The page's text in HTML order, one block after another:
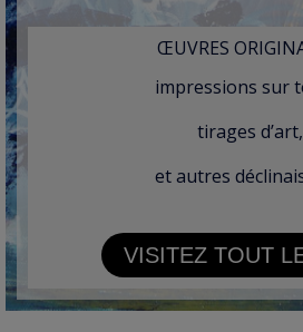
ŒUVRES
impressions sur
tirages d’art,
et autres
VISITEZ TOUT